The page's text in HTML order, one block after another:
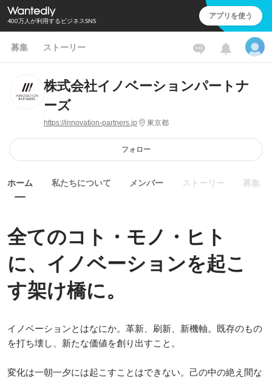
400万人が利用するビジネスSNS アプリを使う
募集 ストーリー
株式会社イノベーションパートナ
ーズ
https://innovation-partners.jp 東京都
フォロー
ホーム 私たちについて メンバー ストーリー 募集
全てのコト・モノ・ヒト
に、イノベーションを起こ
す架け橋に。
イノベーションとはなにか。革新、刷新、新機軸。既存のもの
を打ち壊し、新たな価値を創り出すこと。
変化は一朝一夕には起こすことはできない。己の中の絶え間な